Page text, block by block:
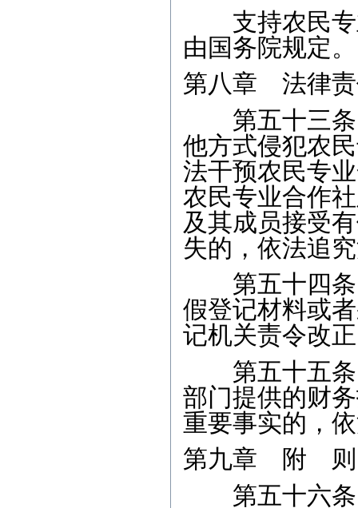
支持农民专
由国务院规定。
第八章 法律
第五十三条
他方式侵犯农
法干预农民专
农民专业合作
及其成员接受
失的，依法追
第五十四条
假登记材料或
记机关责令改
第五十五条
部门提供的财
重要事实的，
第九章 附 则
第五十六条